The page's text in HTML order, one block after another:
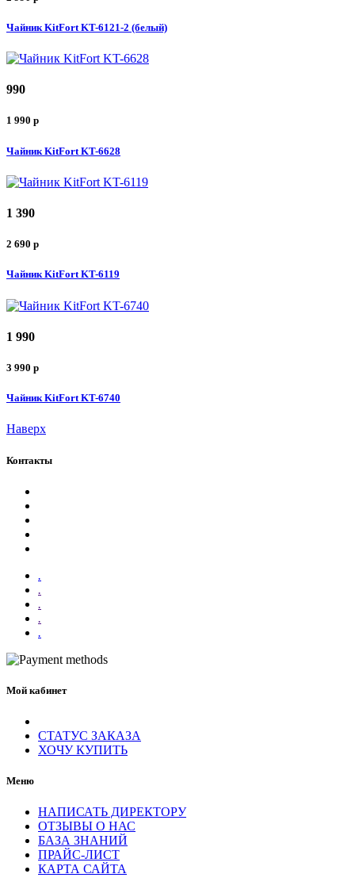
Чайник KitFort KT-6121-2 (белый)
990
1 990 p
Чайник KitFort KT-6628
1 390
2 690 p
Чайник KitFort KT-6119
1 990
3 990 p
Чайник KitFort KT-6740
Наверх
Контакты
.
.
.
.
.
Мой кабинет
СТАТУС ЗАКАЗА
ХОЧУ КУПИТЬ
Меню
НАПИСАТЬ ДИРЕКТОРУ
ОТЗЫВЫ О НАС
БАЗА ЗНАНИЙ
ПРАЙС-ЛИСТ
КАРТА САЙТА